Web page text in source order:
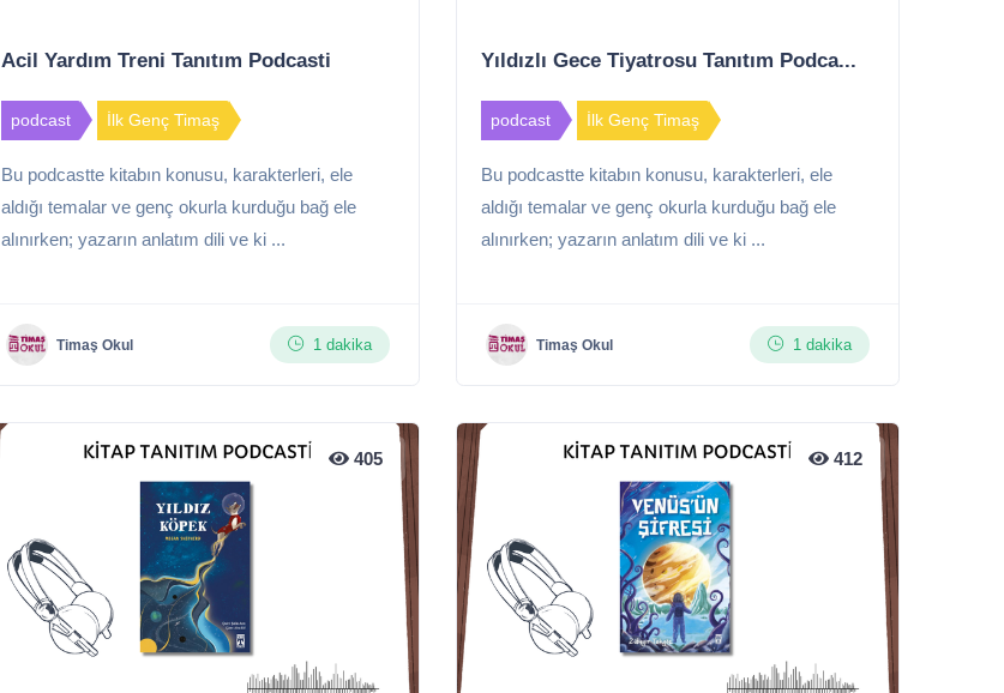
Acil Yardım Treni Tanıtım Podcasti
podcast İlk Genç Timaş
Bu podcastte kitabın konusu, karakterleri, ele
aldığı temalar ve genç okurla kurduğu bağ ele
alınırken; yazarın anlatım dili ve ki ...
Timaş Okul 1 dakika
Yıldızlı Gece Tiyatrosu Tanıtım Podca...
podcast İlk Genç Timaş
Bu podcastte kitabın konusu, karakterleri, ele
aldığı temalar ve genç okurla kurduğu bağ ele
alınırken; yazarın anlatım dili ve ki ...
Timaş Okul 1 dakika
405 412